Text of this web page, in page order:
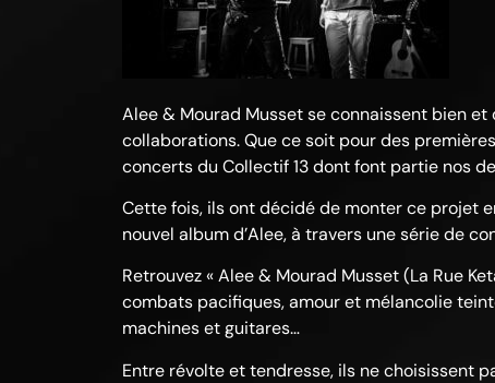
Alee & Mourad Musset se connaissent bien
collaborations. Que ce soit pour des
concerts du Collectif 13 dont font partie nos
Cette fois, ils ont décidé de monter ce projet
nouvel album d’Alee, à travers une série de
Retrouvez « Alee & Mourad Musset (La Rue
combats pacifiques, amour et mélancolie
machines et guitares…
Entre révolte et tendresse, ils ne choisissent